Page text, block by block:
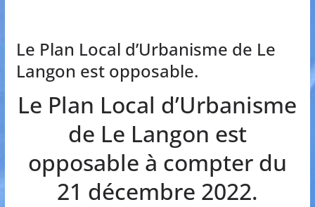
Le Plan Local d’Urbanisme de Le
Langon est opposable.
Le Plan Local d’Urbanisme
de Le Langon est
opposable à compter du
21 décembre 2022.